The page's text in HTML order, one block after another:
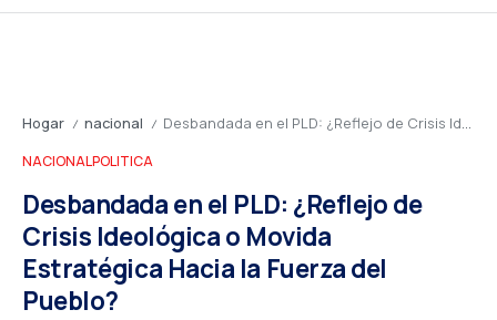
Hogar / nacional / Desbandada en el PLD: ¿Reflejo de Crisis Ideológica o Movida Estratégica Hacia la Fuerza del Pueblo?
NACIONALPOLITICA
Desbandada en el PLD: ¿Reflejo de
Crisis Ideológica o Movida
Estratégica Hacia la Fuerza del
Pueblo?